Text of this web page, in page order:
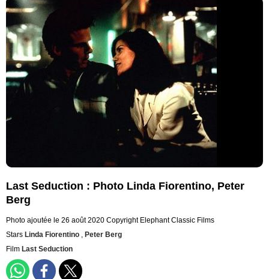
Last Seduction : Photo Linda Fiorentino, Peter
Berg
Photo ajoutée le 26 août 2020 Copyright Elephant Classic Films
Stars Linda Fiorentino , Peter Berg
Film Last Seduction